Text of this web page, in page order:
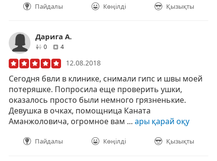
Пайдалы Көңілді Қызықты
Дарига А.
0друзей
4отзывов
12.08.2018
Сегодня бвли в клинике, снимали гипс и швы моей
потеряшке. Попросила еще проверить ушки,
оказалось просто были немного грязненькие.
Девушка в очках, помощница Каната
Аманжоловича, огромное вам ... ары қарай оқу
Пайдалы Көңілді Қызықты